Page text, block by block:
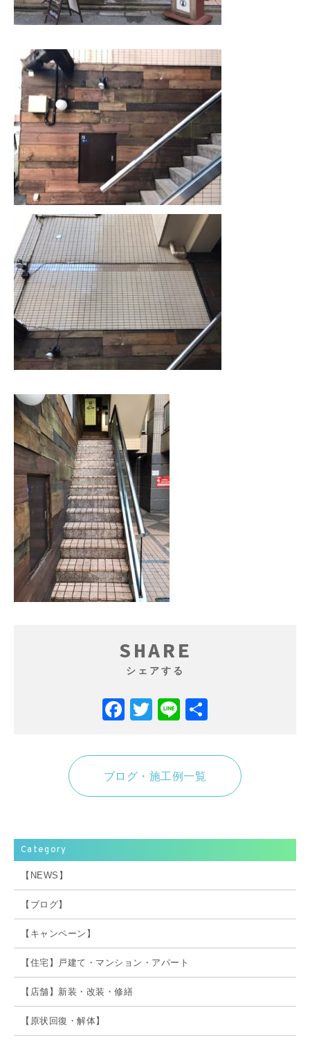
SHARE
シェアする
Facebook
Twitter
Line
ブログ・施工例一覧
Category
【NEWS】
【ブログ】
【キャンペーン】
【住宅】戸建て・マンション・アパート
【店舗】新装・改装・修繕
【原状回復・解体】